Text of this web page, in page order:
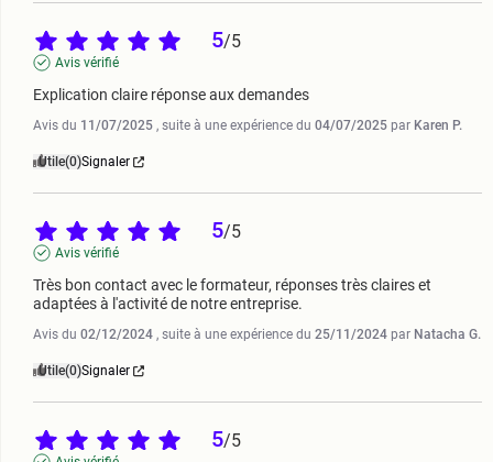
5/5
Avis vérifié
Explication claire réponse aux demandes
Avis du 11/07/2025 , suite à une expérience du 04/07/2025 par Karen P.
Utile(0)Signaler
5/5
Avis vérifié
Très bon contact avec le formateur, réponses très claires et
adaptées à l'activité de notre entreprise.
Avis du 02/12/2024 , suite à une expérience du 25/11/2024 par Natacha G.
Utile(0)Signaler
5/5